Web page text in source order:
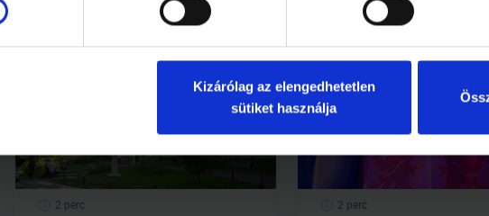
Kizárólag az elengedhetetlen
sütiket használja
2 perc 2 perc